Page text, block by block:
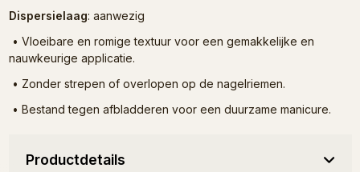
Dispersielaag: aanwezig
• Vloeibare en romige textuur voor een gemakkelijke en
nauwkeurige applicatie.
• Zonder strepen of overlopen op de nagelriemen.
• Bestand tegen afbladderen voor een duurzame manicure.
Productdetails